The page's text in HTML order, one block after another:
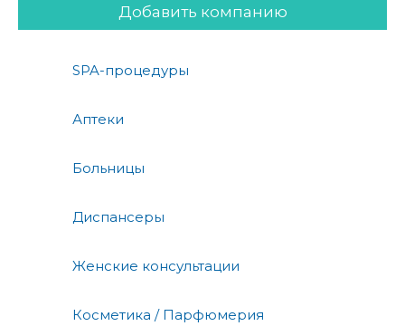
Добавить компанию
SPA-процедуры
Аптеки
Больницы
Диспансеры
Женские консультации
Косметика / Парфюмерия